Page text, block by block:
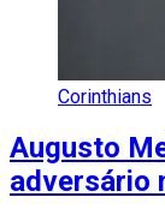
Corinthians
Augusto
adversário